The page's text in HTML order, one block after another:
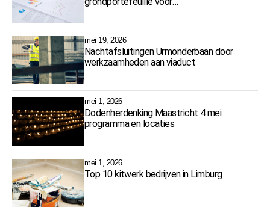
mei 19, 2026
Nachtafsluitingen Urmonderbaan door
werkzaamheden aan viaduct
mei 1, 2026
Dodenherdenking Maastricht 4 mei:
programma en locaties
mei 1, 2026
Top 10 kitwerk bedrijven in Limburg